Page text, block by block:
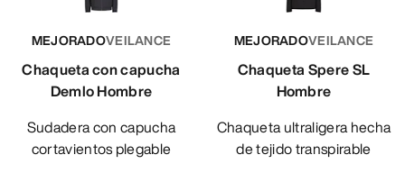
MEJORADOVEILANCE
Chaqueta con capucha
Demlo Hombre
Sudadera con capucha
cortavientos plegable
MEJORADOVEILANCE
Chaqueta Spere SL
Hombre
Chaqueta ultraligera hecha
de tejido transpirable